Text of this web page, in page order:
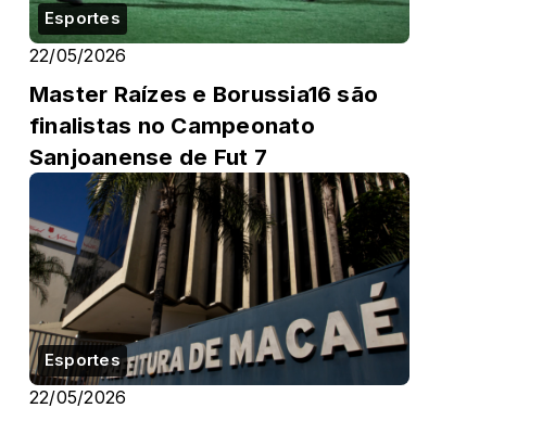
Esportes
22/05/2026
Master Raízes e Borussia16 são
finalistas no Campeonato
Sanjoanense de Fut 7
Esportes
22/05/2026